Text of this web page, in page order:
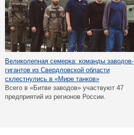
Великолепная семерка: команды заводов-
гигантов из Свердловской области
схлестнулись в «Мире танков»
Всего в «Битве заводов» участвуют 47
предприятий из регионов России.